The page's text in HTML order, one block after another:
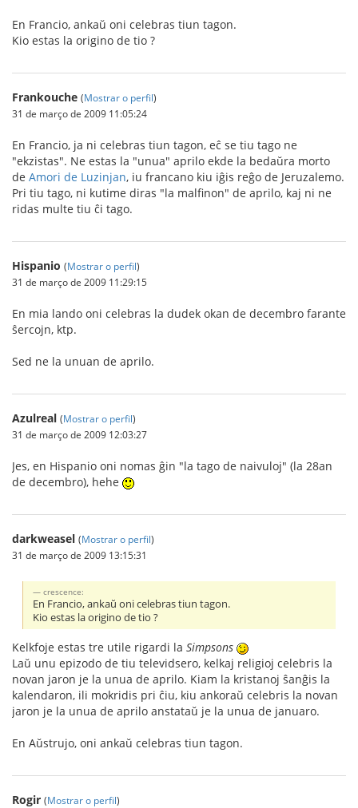
En Francio, ankaŭ oni celebras tiun tagon.
Kio estas la origino de tio ?
Frankouche (Mostrar o perfil)
31 de março de 2009 11:05:24
En Francio, ja ni celebras tiun tagon, eĉ se tiu tago ne
"ekzistas". Ne estas la "unua" aprilo ekde la bedaŭra morto
de Amori de Luzinjan, iu francano kiu iĝis reĝo de Jeruzalemo.
Pri tiu tago, ni kutime diras "la malfinon" de aprilo, kaj ni ne
ridas multe tiu ĉi tago.
Hispanio (Mostrar o perfil)
31 de março de 2009 11:29:15
En mia lando oni celebras la dudek okan de decembro farante
ŝercojn, ktp.
Sed ne la unuan de aprilo.
Azulreal (Mostrar o perfil)
31 de março de 2009 12:03:27
Jes, en Hispanio oni nomas ĝin "la tago de naivuloj" (la 28an
de decembro), hehe
darkweasel (Mostrar o perfil)
31 de março de 2009 13:15:31
crescence:
En Francio, ankaŭ oni celebras tiun tagon.
Kio estas la origino de tio ?
Kelkfoje estas tre utile rigardi la Simpsons
Laŭ unu epizodo de tiu televidsero, kelkaj religioj celebris la
novan jaron je la unua de aprilo. Kiam la kristanoj ŝanĝis la
kalendaron, ili mokridis pri ĉiu, kiu ankoraŭ celebris la novan
jaron je la unua de aprilo anstataŭ je la unua de januaro.
En Aŭstrujo, oni ankaŭ celebras tiun tagon.
Rogir (Mostrar o perfil)